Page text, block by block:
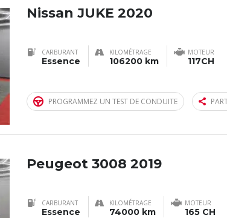
Nissan JUKE 2020
CARBURANT
Essence
KILOMÉTRAGE
106200 km
MOTEUR
117CH
PROGRAMMEZ UN TEST DE CONDUITE
Peugeot 3008 2019
CARBURANT
Essence
KILOMÉTRAGE
74000 km
MOTEUR
165 CH